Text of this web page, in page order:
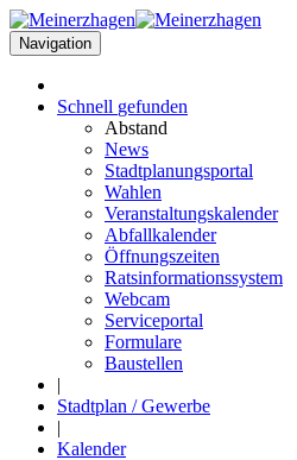
Navigation
Schnell gefunden
Abstand
News
Stadtplanungsportal
Wahlen
Veranstaltungskalender
Abfallkalender
Öffnungszeiten
Ratsinformationssystem
Webcam
Serviceportal
Formulare
Baustellen
|
Stadtplan / Gewerbe
|
Kalender